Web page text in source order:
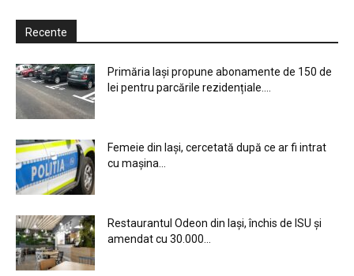
Recente
Primăria Iași propune abonamente de 150 de
lei pentru parcările rezidențiale....
Femeie din Iași, cercetată după ce ar fi intrat
cu mașina...
Restaurantul Odeon din Iași, închis de ISU și
amendat cu 30.000...